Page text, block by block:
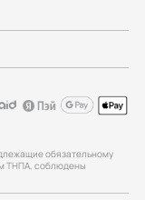
обязательному
ТНПА, соблюдены